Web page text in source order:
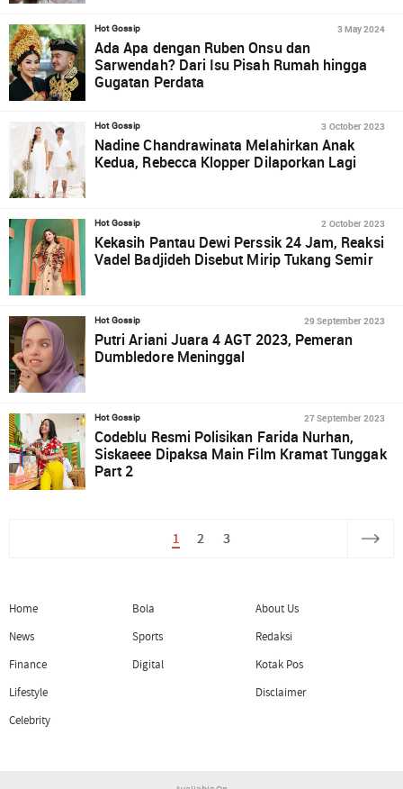
Hot Gossip 3 May 2024
Ada Apa dengan Ruben Onsu dan
Sarwendah? Dari Isu Pisah Rumah hingga
Gugatan Perdata
Hot Gossip 3 October 2023
Nadine Chandrawinata Melahirkan Anak
Kedua, Rebecca Klopper Dilaporkan Lagi
Hot Gossip 2 October 2023
Kekasih Pantau Dewi Perssik 24 Jam, Reaksi
Vadel Badjideh Disebut Mirip Tukang Semir
Hot Gossip 29 September 2023
Putri Ariani Juara 4 AGT 2023, Pemeran
Dumbledore Meninggal
Hot Gossip 27 September 2023
Codeblu Resmi Polisikan Farida Nurhan,
Siskaeee Dipaksa Main Film Kramat Tunggak
Part 2
1 2 3
Home
News
Finance
Lifestyle
Celebrity
Bola
Sports
Digital
About Us
Redaksi
Kotak Pos
Disclaimer